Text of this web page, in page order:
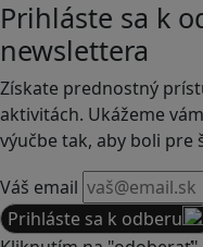
Prihláste sa k
newslettera
Získate prednostný
aktivitách. Ukážeme
výučbe tak, aby boli
Váš email
Prihláste sa k odberu